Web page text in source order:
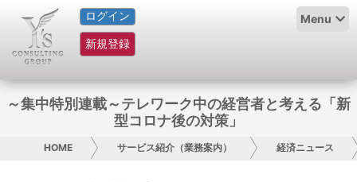
ログイン
新規登録
Menu
HOME
サービス紹介
コラム
～集中特別連載～テレワーク中の経営者と考える「新
型コロナ後の対策」
HOME サービス紹介（業務案内） 経済ニュース